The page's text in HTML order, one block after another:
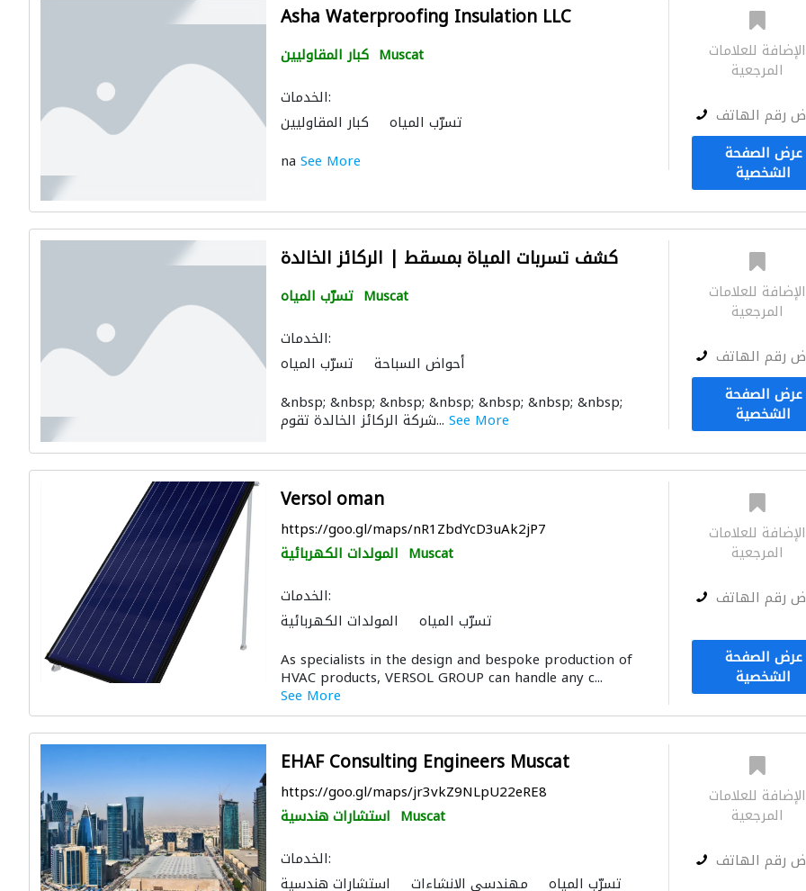
Asha Waterproofing Insulation LLC
كبار المقاوليين Muscat
الخدمات:
كبار المقاوليين
تسرّب المياه
na See More
الإضافة للعلامات
المرجعية
رقم الهاتف
عرض الصفحة
الشخصية
كشف تسربات المياة بمسقط | الركائز الخالدة
تسرّب المياه Muscat
الخدمات:
تسرّب المياه
أحواض السباحة
&nbsp; &nbsp; &nbsp; &nbsp; &nbsp; &nbsp; &nbsp;
شركة الركائز الخالدة تقوم... See More
الإضافة للعلامات
المرجعية
رقم الهاتف
عرض الصفحة
الشخصية
Versol oman
https://goo.gl/maps/nR1ZbdYcD3uAk2jP7
المولدات الكهربائية Muscat
الخدمات:
المولدات الكهربائية
تسرّب المياه
As specialists in the design and bespoke production of
HVAC products, VERSOL GROUP can handle any c...
See More
الإضافة للعلامات
المرجعية
رقم الهاتف
عرض الصفحة
الشخصية
EHAF Consulting Engineers Muscat
https://goo.gl/maps/jr3vkZ9NLpU22eRE8
استشارات هندسية Muscat
الخدمات:
استشارات هندسية
مهندسي الانشاءات تسرّب المياه
الإضافة للعلامات
المرجعية
رقم الهاتف